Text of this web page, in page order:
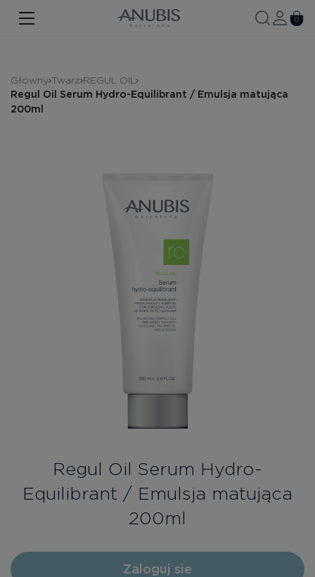
TWARZ
WŁOSY
SPA
0
Główny Twarz REGUL OIL
Regul Oil Serum Hydro-Equilibrant / Emulsja matująca
200ml
Regul Oil Serum Hydro-
Equilibrant / Emulsja matująca
200ml
Zaloguj sie